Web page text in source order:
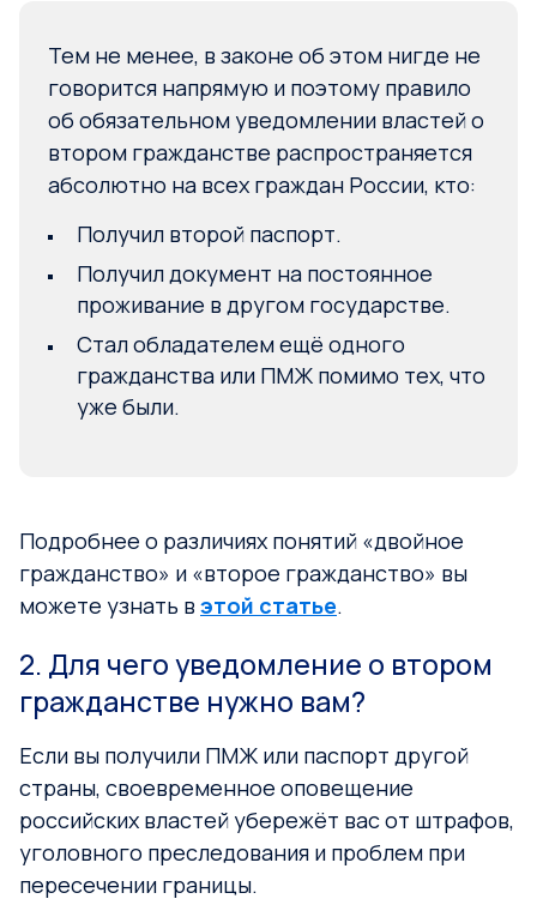
Тем не менее, в законе об этом нигде не
говорится напрямую и поэтому правило
об обязательном уведомлении властей о
втором гражданстве распространяется
абсолютно на всех граждан России, кто:
Получил второй паспорт.
Получил документ на постоянное
проживание в другом государстве.
Стал обладателем ещё одного
гражданства или ПМЖ помимо тех, что
уже были.
Подробнее о различиях понятий «двойное
гражданство» и «второе гражданство» вы
можете узнать в этой статье.
2. Для чего уведомление о втором
гражданстве нужно вам?
Если вы получили ПМЖ или паспорт другой
страны, своевременное оповещение
российских властей убережёт вас от штрафов,
уголовного преследования и проблем при
пересечении границы.